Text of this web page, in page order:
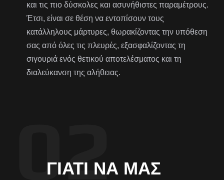
και τις πιο δύσκολες και ασυνήθιστες παραμέτρους.
Έτσι, είναι σε θέση να εντοπίσουν τους
κατάλληλους μάρτυρες, θωρακίζοντας την υπόθεση
σας από όλες τις πλευρές, εξασφαλίζοντας τη
σιγουριά ενός θετικού αποτελέσματος και τη
διαλεύκανση της αλήθειας.
ΓΙΑΤΊ ΝΑ ΜΑΣ